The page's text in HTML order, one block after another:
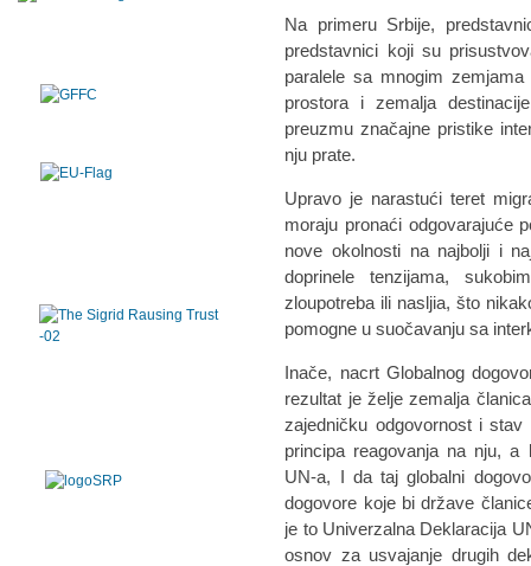
Na primeru Srbije,
predstavnici koji su
paralele sa mnogim
prostora i zemalja
preuzmu značajne pristike
nju prate.
Upravo je narastući teret
moraju pronaći odgovarajuće
nove okolnosti na najbolji i
doprinele tenzijama,
zloupotreba ili nasljia, što
pomogne u suočavanju sa
Inače, nacrt Globalnog
rezultat je želje zemalja
zajedničku odgovornost i
principa reagovanja na nju,
UN-a, I da taj globalni
dogovore koje bi države
je to Univerzalna Deklaracija
osnov za usvajanje drugih